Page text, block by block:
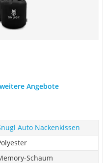
Angebote
Auto Nackenkissen
Schaum